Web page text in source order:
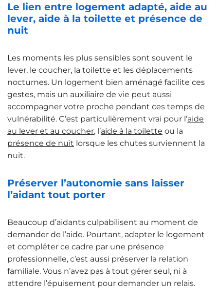
Le lien entre logement adapté, aide au
lever, aide à la toilette et présence de
nuit
Les moments les plus sensibles sont souvent le
lever, le coucher, la toilette et les déplacements
nocturnes. Un logement bien aménagé facilite ces
gestes, mais un auxiliaire de vie peut aussi
accompagner votre proche pendant ces temps de
vulnérabilité. C’est particulièrement vrai pour l’aide
au lever et au coucher, l’aide à la toilette ou la
présence de nuit lorsque les chutes surviennent la
nuit.
Préserver l’autonomie sans laisser
l’aidant tout porter
Beaucoup d’aidants culpabilisent au moment de
demander de l’aide. Pourtant, adapter le logement
et compléter ce cadre par une présence
professionnelle, c’est aussi préserver la relation
familiale. Vous n’avez pas à tout gérer seul, ni à
attendre l’épuisement pour demander un relais.